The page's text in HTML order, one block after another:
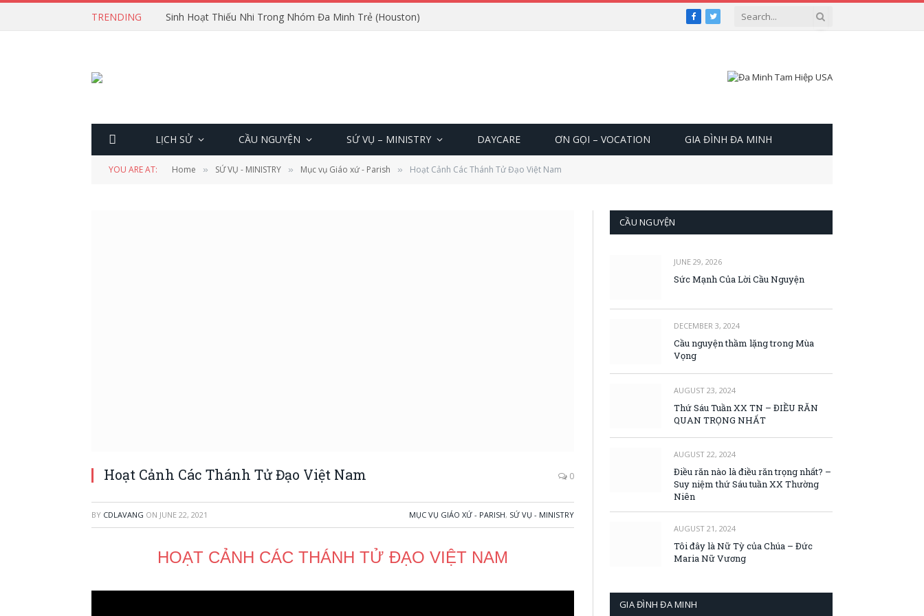
TRENDING Sinh Hoạt Thiếu Nhi Trong Nhóm Đa Minh Trẻ (Houston) Facebook
Twitter
LỊCH SỬ CẦU NGUYỆN SỨ VỤ – MINISTRY DAYCARE ƠN GỌI – VOCATION GIA ĐÌNH ĐA MINH
YOU ARE AT: Home » SỨ VỤ - MINISTRY » Mục vụ Giáo xứ - Parish » Hoạt Cảnh Các Thánh Tử Đạo Việt Nam
Hoạt Cảnh Các Thánh Tử Đạo Việt Nam 0
BY CDLAVANG ON JUNE 22, 2021 MỤC VỤ GIÁO XỨ - PARISH, SỨ VỤ - MINISTRY
HOẠT CẢNH CÁC THÁNH TỬ ĐẠO VIỆT NAM
CẦU NGUYỆN
JUNE 29, 2026
Sức Mạnh Của Lời Cầu Nguyện
DECEMBER 3, 2024
Cầu nguyện thầm lặng trong Mùa
Vọng
AUGUST 23, 2024
Thứ Sáu Tuần XX TN – ĐIỀU RĂN
QUAN TRỌNG NHẤT
AUGUST 22, 2024
Điều răn nào là điều răn trọng nhất? –
Suy niệm thứ Sáu tuần XX Thường
Niên
AUGUST 21, 2024
Tôi đây là Nữ Tỳ của Chúa – Đức
Maria Nữ Vương
GIA ĐÌNH ĐA MINH